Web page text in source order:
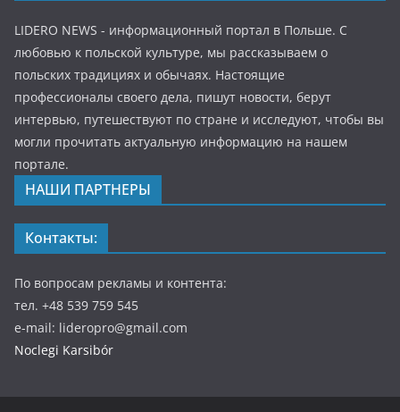
LIDERO NEWS - информационный портал в Польше. С
любовью к польской культуре, мы рассказываем о
польских традициях и обычаях. Настоящие
профессионалы своего дела, пишут новости, берут
интервью, путешествуют по стране и исследуют, чтобы вы
могли прочитать актуальную информацию на нашем
портале.
НАШИ ПАРТНЕРЫ
Контакты:
По вопросам рекламы и контента:
тел. +48 539 759 545
e-mail: lideropro@gmail.com
Noclegi Karsibór